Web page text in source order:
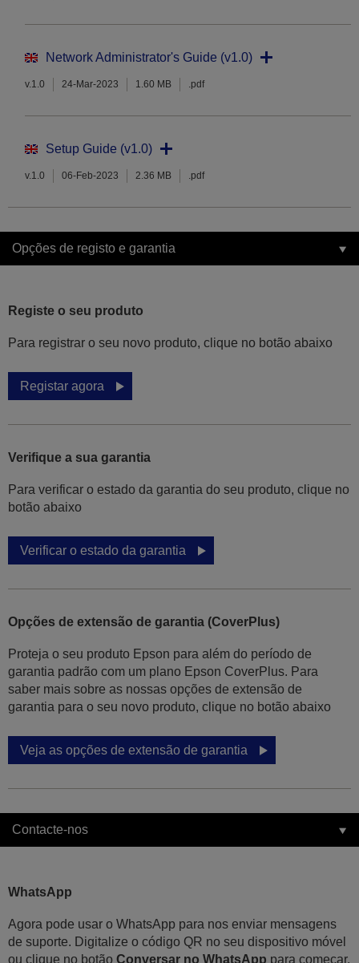
Network Administrator's Guide (v1.0)
v.1.0 24-Mar-2023 1.60 MB .pdf
Setup Guide (v1.0)
v.1.0 06-Feb-2023 2.36 MB .pdf
Opções de registo e garantia
Registe o seu produto
Para registrar o seu novo produto, clique no botão abaixo
Registar agora
Verifique a sua garantia
Para verificar o estado da garantia do seu produto, clique no
botão abaixo
Verificar o estado da garantia
Opções de extensão de garantia (CoverPlus)
Proteja o seu produto Epson para além do período de
garantia padrão com um plano Epson CoverPlus. Para
saber mais sobre as nossas opções de extensão de
garantia para o seu novo produto, clique no botão abaixo
Veja as opções de extensão de garantia
Contacte-nos
WhatsApp
Agora pode usar o WhatsApp para nos enviar mensagens
de suporte. Digitalize o código QR no seu dispositivo móvel
ou clique no botão Conversar no WhatsApp para começar.